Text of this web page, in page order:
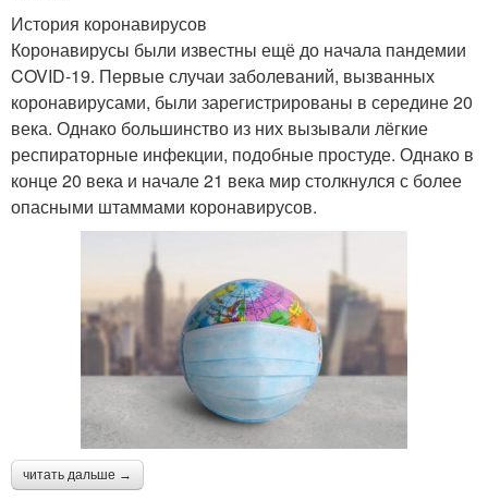
История коронавирусов
Коронавирусы были известны ещё до начала пандемии
COVID-19. Первые случаи заболеваний, вызванных
коронавирусами, были зарегистрированы в середине 20
века. Однако большинство из них вызывали лёгкие
респираторные инфекции, подобные простуде. Однако в
конце 20 века и начале 21 века мир столкнулся с более
опасными штаммами коронавирусов.
читать дальше →